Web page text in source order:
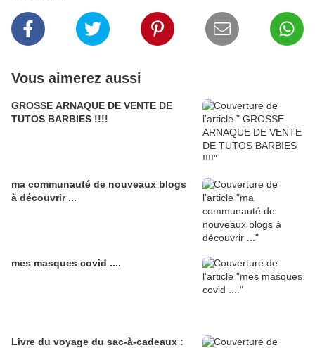
Vous aimerez aussi
GROSSE ARNAQUE DE VENTE DE
TUTOS BARBIES !!!!
ma communauté de nouveaux blogs
à découvrir ...
mes masques covid ....
Livre du voyage du sac-à-cadeaux :